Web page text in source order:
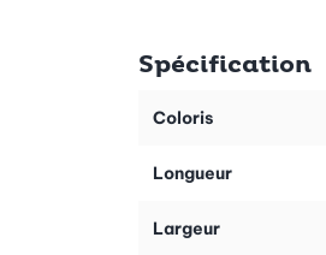
Spécification
Coloris
Longueur
Largeur